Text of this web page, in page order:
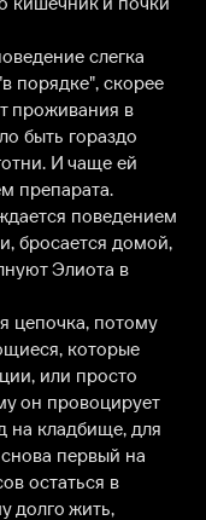
слегка
порядке", скорее
проживания в
быть гораздо
И чаще ей
препарата.
поведением
бросается домой,
Элиота в
цепочка, потому
которые
или просто
он провоцирует
на кладбище, для
первый на
остаться в
долго жить,